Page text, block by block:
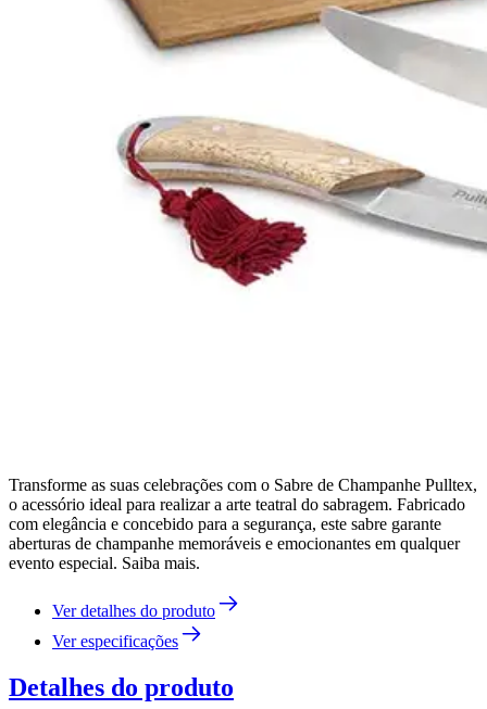
Transforme as suas celebrações com o Sabre de Champanhe Pulltex,
o acessório ideal para realizar a arte teatral do sabragem. Fabricado
com elegância e concebido para a segurança, este sabre garante
aberturas de champanhe memoráveis e emocionantes em qualquer
evento especial. Saiba mais.
Ver detalhes do produto
Ver especificações
Detalhes do produto